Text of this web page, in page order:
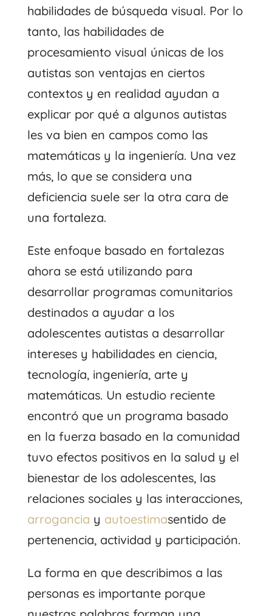
habilidades de búsqueda visual. Por lo
tanto, las habilidades de
procesamiento visual únicas de los
autistas son ventajas en ciertos
contextos y en realidad ayudan a
explicar por qué a algunos autistas
les va bien en campos como las
matemáticas y la ingeniería. Una vez
más, lo que se considera una
deficiencia suele ser la otra cara de
una fortaleza.
Este enfoque basado en fortalezas
ahora se está utilizando para
desarrollar programas comunitarios
destinados a ayudar a los
adolescentes autistas a desarrollar
intereses y habilidades en ciencia,
tecnología, ingeniería, arte y
matemáticas. Un estudio reciente
encontró que un programa basado
en la fuerza basado en la comunidad
tuvo efectos positivos en la salud y el
bienestar de los adolescentes, las
relaciones sociales y las interacciones,
arrogancia y autoestimasentido de
pertenencia, actividad y participación.
La forma en que describimos a las
personas es importante porque